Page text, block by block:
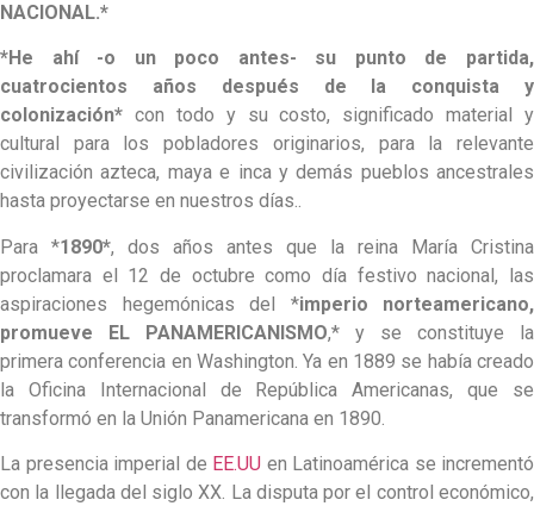
NACIONAL.*
*He ahí -o un poco antes- su punto de partida,
cuatrocientos años después de la conquista y
colonización* con todo y su costo, significado material y
cultural para los pobladores originarios, para la relevante
civilización azteca, maya e inca y demás pueblos ancestrales
hasta proyectarse en nuestros días..
Para *1890*, dos años antes que la reina María Cristina
proclamara el 12 de octubre como día festivo nacional, las
aspiraciones hegemónicas del *imperio norteamericano,
promueve EL PANAMERICANISMO,* y se constituye la
primera conferencia en Washington. Ya en 1889 se había creado
la Oficina Internacional de República Americanas, que se
transformó en la Unión Panamericana en 1890.
La presencia imperial de EE.UU en Latinoamérica se incrementó
con la llegada del siglo XX. La disputa por el control económico,